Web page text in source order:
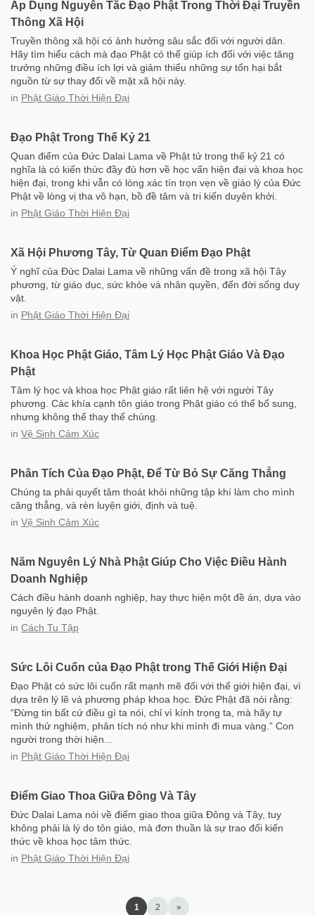
Áp Dụng Nguyên Tắc Đạo Phật Trong Thời Đại Truyền
Thông Xã Hội
Truyền thông xã hội có ảnh hưởng sâu sắc đối với người dân.
Hãy tìm hiểu cách mà đạo Phật có thể giúp ích đối với việc tăng
trưởng những điều ích lợi và giảm thiểu những sự tổn hại bắt
nguồn từ sự thay đổi về mặt xã hội này.
in Phật Giáo Thời Hiện Đại
Đạo Phật Trong Thế Kỷ 21
Quan điểm của Đức Dalai Lama về Phật tử trong thế kỷ 21 có
nghĩa là có kiến thức đầy đủ hơn về học vấn hiện đại và khoa học
hiện đại, trong khi vẫn có lòng xác tín trọn vẹn về giáo lý của Đức
Phật về lòng vị tha vô hạn, bồ đề tâm và tri kiến duyên khởi.
in Phật Giáo Thời Hiện Đại
Xã Hội Phương Tây, Từ Quan Điểm Đạo Phật
Ý nghĩ của Đức Dalai Lama về những vấn đề trong xã hội Tây
phương, từ giáo dục, sức khỏe và nhân quyền, đến đời sống duy
vật.
in Phật Giáo Thời Hiện Đại
Khoa Học Phật Giáo, Tâm Lý Học Phật Giáo Và Đạo
Phật
Tâm lý học và khoa học Phật giáo rất liên hệ với người Tây
phương. Các khía cạnh tôn giáo trong Phật giáo có thể bổ sung,
nhưng không thể thay thế chúng.
in Vệ Sinh Cảm Xúc
Phân Tích Của Đạo Phật, Để Từ Bỏ Sự Căng Thẳng
Chúng ta phải quyết tâm thoát khỏi những tập khí làm cho mình
căng thẳng, và rèn luyện giới, định và tuệ.
in Vệ Sinh Cảm Xúc
Năm Nguyên Lý Nhà Phật Giúp Cho Việc Điều Hành
Doanh Nghiệp
Cách điều hành doanh nghiệp, hay thực hiện một đề án, dựa vào
nguyên lý đạo Phật.
in Cách Tu Tập
Sức Lôi Cuốn của Đạo Phật trong Thế Giới Hiện Đại
Đạo Phật có sức lôi cuốn rất mạnh mẽ đối với thế giới hiện đại, vì
dựa trên lý lẽ và phương pháp khoa học. Đức Phật đã nói rằng:
“Đừng tin bất cứ điều gì ta nói, chỉ vì kính trọng ta, mà hãy tự
mình thử nghiệm, phân tích nó như khi mình đi mua vàng.” Con
người trong thời hiện...
in Phật Giáo Thời Hiện Đại
Điểm Giao Thoa Giữa Đông Và Tây
Đức Dalai Lama nói về điểm giao thoa giữa Đông và Tây, tuy
không phải là lý do tôn giáo, mà đơn thuần là sự trao đổi kiến
thức về khoa học tâm thức.
in Phật Giáo Thời Hiện Đại
1 2 »